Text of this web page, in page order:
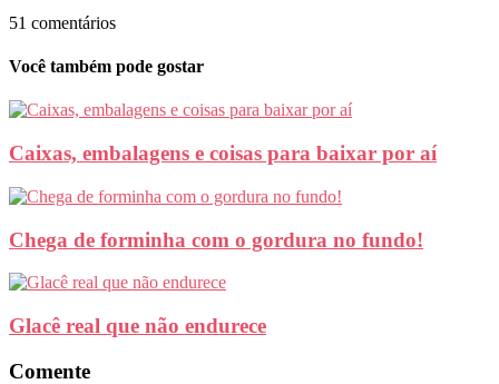
51 comentários
Você também pode gostar
Caixas, embalagens e coisas para baixar por aí
Chega de forminha com o gordura no fundo!
Glacê real que não endurece
Comente